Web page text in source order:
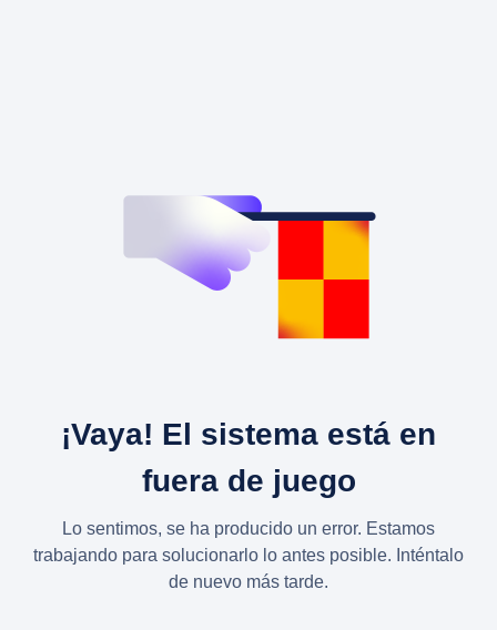
¡Vaya! El sistema está en
fuera de juego
Lo sentimos, se ha producido un error. Estamos
trabajando para solucionarlo lo antes posible. Inténtalo
de nuevo más tarde.